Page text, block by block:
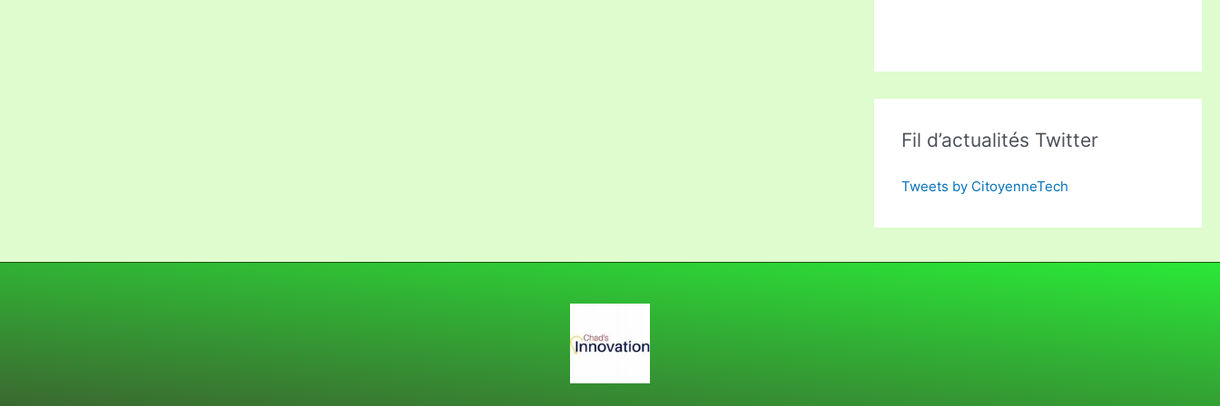
Fil d’actualités Twitter
Tweets by CitoyenneTech